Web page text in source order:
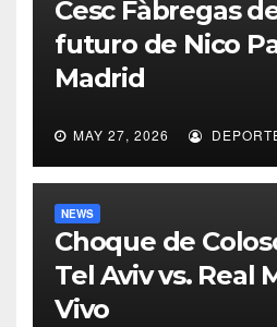
Cesc Fàbregas
futuro de Nico
Madrid
MAY 27, 2026
NEWS
Choque de
Tel Aviv vs. Real
Vivo